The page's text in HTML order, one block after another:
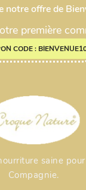
notre offre de
première
CODE :
saine
Compagnie.